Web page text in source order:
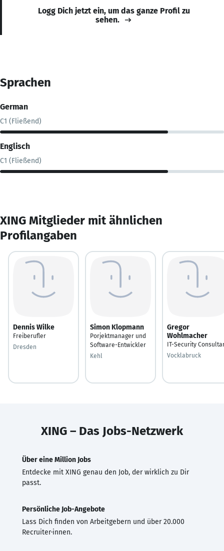
Logg Dich jetzt ein, um das ganze Profil zu
sehen.
Sprachen
German
C1 (Fließend)
Englisch
C1 (Fließend)
XING Mitglieder mit ähnlichen
Profilangaben
Dennis Wilke
Freiberufler
Dresden
Simon Klopmann
Porjektmanager und
Software-Entwickler
Kehl
Gregor
Wohlmacher
IT-Security
Vocklabruck
XING – Das Jobs-Netzwerk
Über eine Million Jobs
Entdecke mit XING genau den Job, der wirklich zu Dir
passt.
Persönliche Job-Angebote
Lass Dich finden von Arbeitgebern und über 20.000
Recruiter·innen.